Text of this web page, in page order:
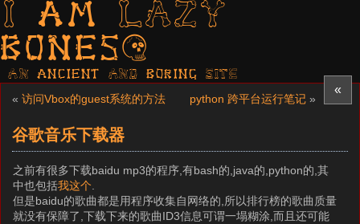
I am LAZY
bones?
AN ancient AND boring SITE
«
« 访问Vbox的guest系统的方法 python 跨平台运行笔记 »
谷歌音乐下载器
之前有很多下载baidu mp3的程序,有bash的,java的,python的,其
中也包括我这个
但是baidu的歌曲都是用程序收集自网络的,所以排行榜的歌曲质量
就没有保障了,下载下来的歌曲ID3信息可谓一塌糊涂,而且还可能